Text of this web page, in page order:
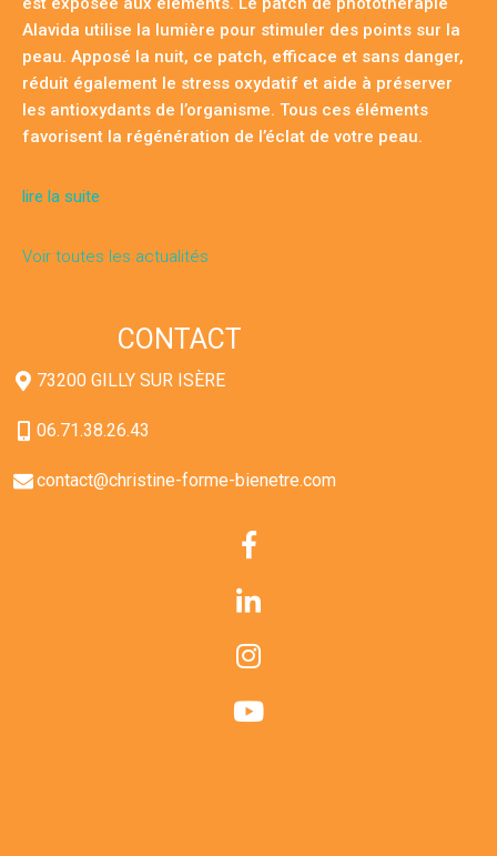
Alavida utilise la lumière pour stimuler des points sur la
peau. Apposé la nuit, ce patch, efficace et sans danger,
réduit également le stress oxydatif et aide à préserver
les antioxydants de l’organisme. Tous ces éléments
favorisent la régénération de l’éclat de votre peau.
lire la suite
Voir toutes les actualités
CONTACT
73200 GILLY SUR ISÈRE
06.71.38.26.43
contact@christine-forme-bienetre.com